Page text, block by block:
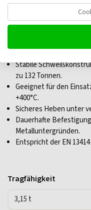
JDT Lastbock
Stabile
zu 132 Tonnen.
Geeignet für den
+400°C.
Sicheres Heben unter
Dauerhafte
Metalluntergründen.
Entspricht der EN
Tragfähigkeit